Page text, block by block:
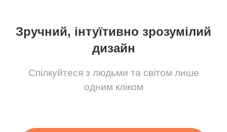
Зручний, інтуїтивно зрозумілий
дизайн
Спілкуйтеся з людьми та світом лише
одним кліком